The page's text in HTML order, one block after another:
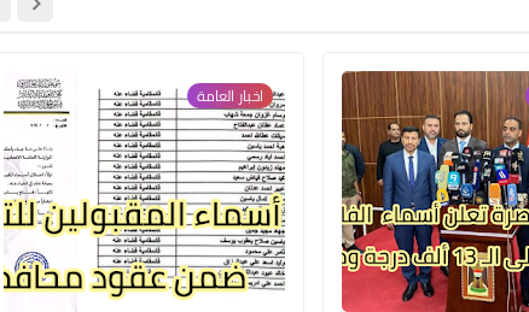
اخبار العامة
علي المالكي
04 يناير 2022